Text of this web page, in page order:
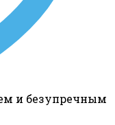
и безупречным